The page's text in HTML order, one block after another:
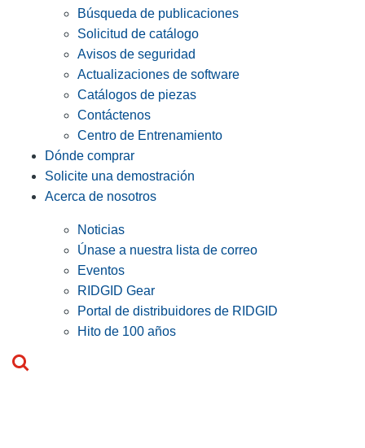
Búsqueda de publicaciones
Solicitud de catálogo
Avisos de seguridad
Actualizaciones de software
Catálogos de piezas
Contáctenos
Centro de Entrenamiento
Dónde comprar
Solicite una demostración
Acerca de nosotros
Noticias
Únase a nuestra lista de correo
Eventos
RIDGID Gear
Portal de distribuidores de RIDGID
Hito de 100 años